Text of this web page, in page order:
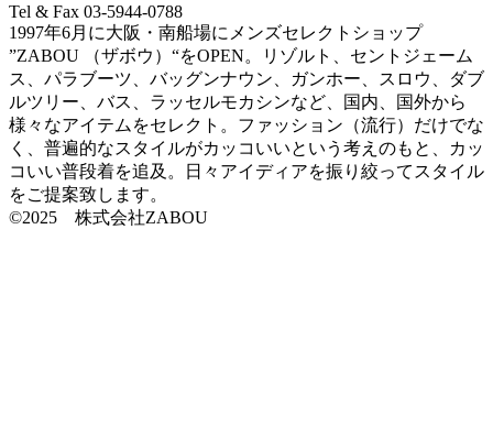
Tel & Fax 03-5944-0788
1997年6月に大阪・南船場にメンズセレクトショップ
”ZABOU （ザボウ）“をOPEN。リゾルト、セントジェーム
ス、パラブーツ、バッグンナウン、ガンホー、スロウ、ダブ
ルツリー、バス、ラッセルモカシンなど、国内、国外から
様々なアイテムをセレクト。ファッション（流行）だけでな
く、普遍的なスタイルがカッコいいという考えのもと、カッ
コいい普段着を追及。日々アイディアを振り絞ってスタイル
をご提案致します。
©2025 株式会社ZABOU